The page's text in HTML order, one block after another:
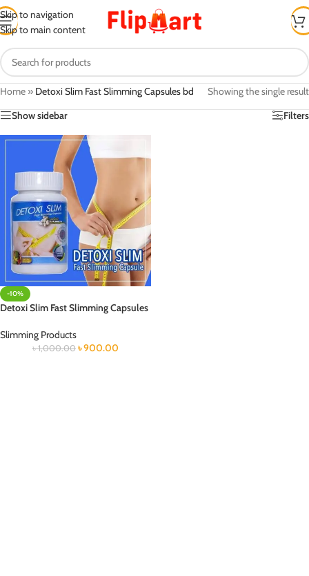
Skip to navigation
Skip to main content
Home » Detoxi Slim Fast Slimming Capsules bd
Showing the single result
Show sidebar
Filters
-10%
Detoxi Slim Fast Slimming Capsules
Slimming Products
৳1,000.00 ৳900.00